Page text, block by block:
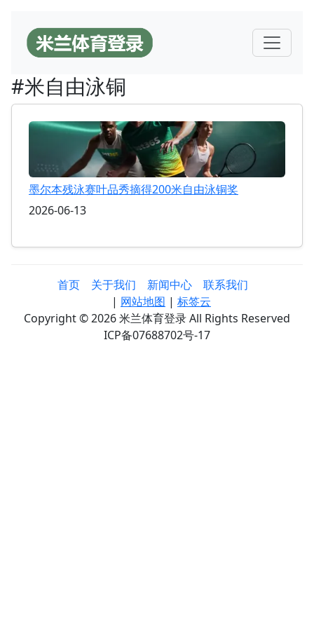
#米自由泳铜
墨尔本残泳赛叶品秀摘得200米自由泳铜奖
2026-06-13
首页 关于我们 新闻中心
联系我们
| 网站地图 | 标签云
Copyright © 2026 米兰体育登录 All Rights Reserved
ICP备07688702号-17